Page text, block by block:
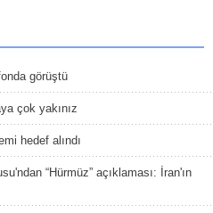
görüştü
çok yakınız
hedef alındı
“Hürmüz” açıklaması: İran'ın